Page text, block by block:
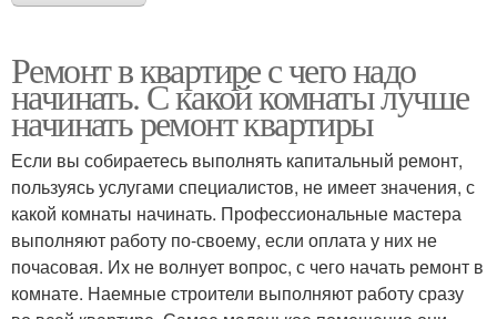
Ремонт в квартире с чего надо
начинать. С какой комнаты лучше
начинать ремонт квартиры
Если вы собираетесь выполнять капитальный ремонт,
пользуясь услугами специалистов, не имеет значения, с
какой комнаты начинать. Профессиональные мастера
выполняют работу по-своему, если оплата у них не
почасовая. Их не волнует вопрос, с чего начать ремонт в
комнате. Наемные строители выполняют работу сразу